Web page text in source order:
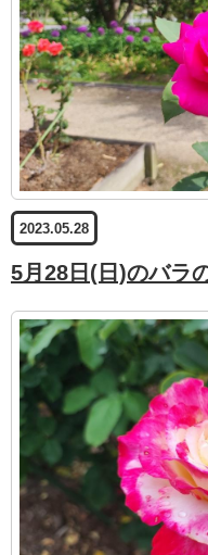
2023.05.28
5月28日(日)のバラ